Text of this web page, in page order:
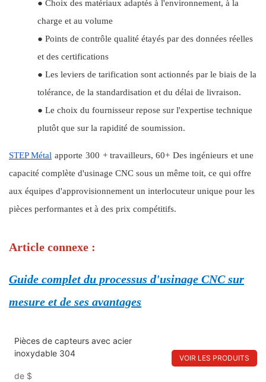
● Choix des matériaux adaptés à l'environnement, à la
charge et au volume
● Points de contrôle qualité étayés par des données réelles
et des certifications
● Les leviers de tarification sont actionnés par le biais de la
tolérance, de la standardisation et du délai de livraison.
● Le choix du fournisseur repose sur l'expertise technique
plutôt que sur la rapidité de soumission.
STEP Métal apporte 300 + travailleurs, 60+ Des ingénieurs et une
capacité complète d'usinage CNC sous un même toit, ce qui offre
aux équipes d'approvisionnement un interlocuteur unique pour les
pièces performantes et à des prix compétitifs.
Article connexe :
Guide complet du processus d'usinage CNC sur
mesure et de ses avantages
Pièces de capteurs avec acier
inoxydable 304
de $
VOIR LES PRODUITS